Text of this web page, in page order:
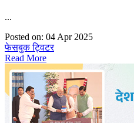
...
Posted on: 04 Apr 2025
फेसबुकट्विटर
Read More